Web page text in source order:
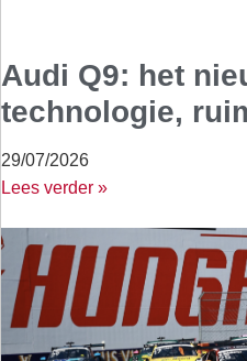
Audi Q9: het
technologie,
29/07/2026
Lees verder »